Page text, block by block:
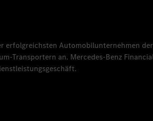
erfolgreichsten Automobilunternehmen
Transportern an. Mercedes-Benz